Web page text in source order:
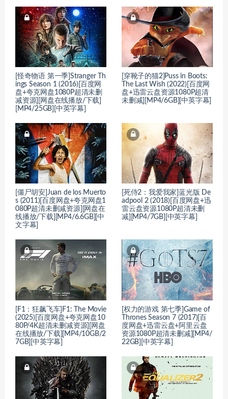
[怪奇物语 第一季]Stranger Th
ings Season 1 (2016)[百度网
盘+夸克网盘1080P超清未删
减资源][网盘在线播放/下载]
[MP4/25GB][中英字幕]
[穿靴子的猫2]Puss in Boots:
The Last Wish (2022)[百度网
盘+迅雷云盘资源1080P超清
未删减][MP4/6GB][中英字幕]
[僵尸胡安]Juan de los Muerto
s (2011)[百度网盘+夸克网盘1
080P超清未删减资源][网盘在
线播放/下载][MP4/6.6GB][中
文字幕]
[死侍2：我爱我家]蓝光版 De
adpool 2 (2018)[百度网盘+迅
雷云盘资源1080P超清未删
减][MP4/7GB][中英字幕]
[F1：狂飙飞车]F1: The Movie
(2025)[百度网盘+夸克网盘10
80P/4K超清未删减资源][网盘
在线播放/下载][MP4/10GB/2
7GB][中英字幕]
[权力的游戏 第七季]Game of
Thrones Season 7 (2017)[百
度网盘+迅雷云盘+阿里云盘
资源1080P超清未删减][MP4/
22GB][中英字幕]